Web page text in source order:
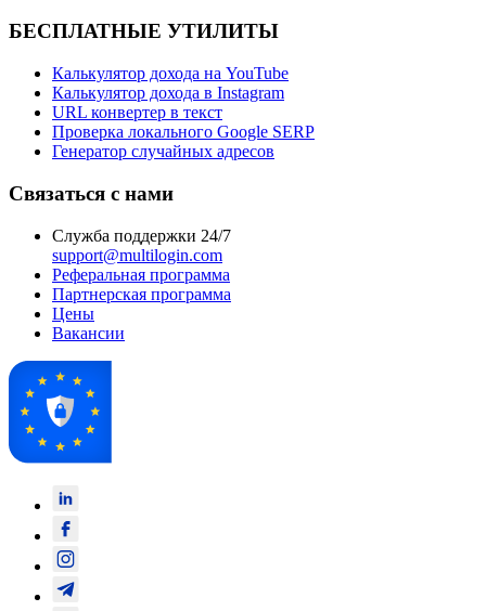
БЕСПЛАТНЫЕ УТИЛИТЫ
Калькулятор дохода на YouTube
Калькулятор дохода в Instagram
URL конвертер в текст
Проверка локального Google SERP
Генератор случайных адресов
Связаться с нами
Служба поддержки 24/7
support@multilogin.com
Реферальная программа
Партнерская программа
Цены
Вакансии